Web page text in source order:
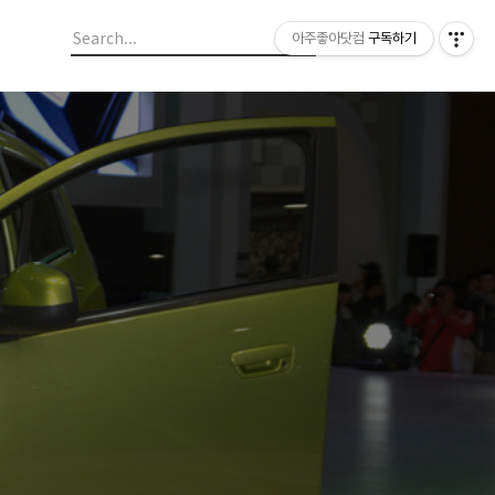
아주좋아닷컴 구독하기